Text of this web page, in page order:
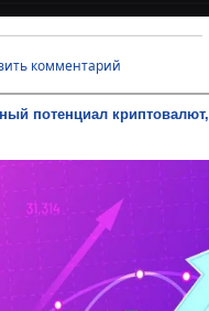
комментарий
потенциал